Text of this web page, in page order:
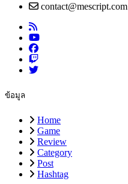
contact@mescript.com
ข้อมูล
Home
Game
Review
Category
Post
Hashtag